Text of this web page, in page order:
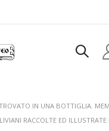
IN UNA BOTTIGLIA.
RACCOLTE ED